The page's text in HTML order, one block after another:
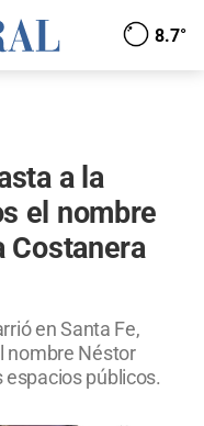
8.7°
a la
el nombre
Costanera
en Santa Fe,
nombre Néstor
espacios públicos.